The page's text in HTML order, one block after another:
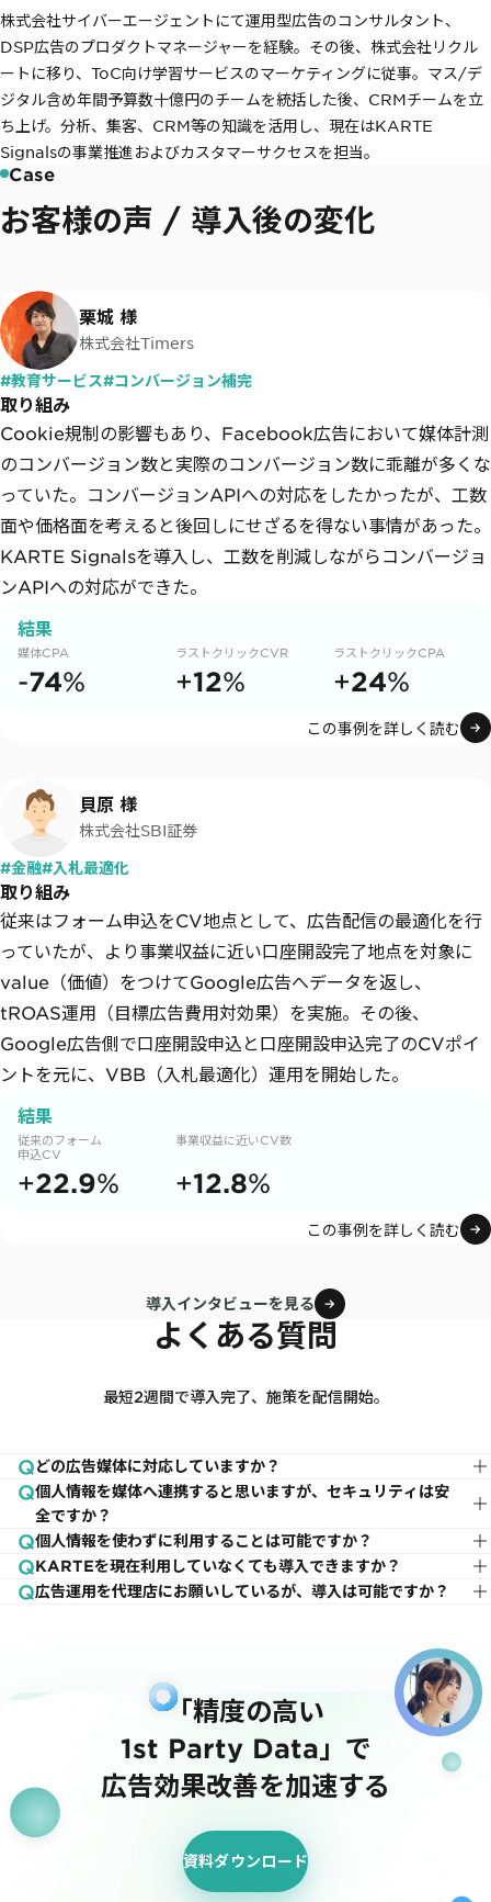
株式会社サイバーエージェントにて運用型広告のコンサルタント、
DSP広告のプロダクトマネージャーを経験。その後、株式会社リクル
ートに移り、ToC向け学習サービスのマーケティングに従事。マス/デ
ジタル含め年間予算数十億円のチームを統括した後、CRMチームを立
ち上げ。分析、集客、CRM等の知識を活用し、現在はKARTE
Signalsの事業推進およびカスタマーサクセスを担当。
Case
お客様の声 / 導入後の変化
栗城 様
株式会社Timers
#教育サービス#コンバージョン補完
取り組み
Cookie規制の影響もあり、Facebook広告において媒体計測
のコンバージョン数と実際のコンバージョン数に乖離が多くな
っていた。コンバージョンAPIへの対応をしたかったが、工数
面や価格面を考えると後回しにせざるを得ない事情があった。
KARTE Signalsを導入し、工数を削減しながらコンバージョ
ンAPIへの対応ができた。
結果
媒体CPA
-74%
ラストクリックCVR
+12%
ラストクリックCPA
+24%
この事例を詳しく読む
貝原 様
株式会社SBI証券
#金融#入札最適化
取り組み
従来はフォーム申込をCV地点として、広告配信の最適化を行
っていたが、より事業収益に近い口座開設完了地点を対象に
value（価値）をつけてGoogle広告へデータを返し、
tROAS運用（目標広告費用対効果）を実施。その後、
Google広告側で口座開設申込と口座開設申込完了のCVポイ
ントを元に、VBB（入札最適化）運用を開始した。
結果
従来のフォーム
申込CV
+22.9%
事業収益に近いCV数
+12.8%
この事例を詳しく読む
導入インタビューを見る
よくある質問
最短2週間で導入完了、施策を配信開始。
どの広告媒体に対応していますか？
コンバージョン補完：Google/ Meta/ Yahoo!/ LINE/ X
/ TikTok / Microsoft/ Pinterest
ターゲティング：Google / Meta/ Yahoo! / LINE /
Criteo / TikTok
入札最適化：Google / Meta / Yahoo! / LINE / Criteo
個人情報を媒体へ連携すると思いますが、セキュリティは安
全ですか？
Signals Connectorから広告媒体へ連携時、各広告媒体の
ルールに合わせてハッシュ化処理を行い、連携します。
個人情報記録義務対応にも対応し、各広告媒体へ送信された
個人情報を使わずに利用することは可能ですか？
可能です。ただし利用できる媒体が限られますので予めご了
承ください。
KARTEを現在利用していなくても導入できますか？
KARTE Signals Connector単体でもご利用可能です。
広告運用を代理店にお願いしているが、導入は可能ですか？
「精度の高い
1st Party Data」で
広告効果改善を加速する
資料ダウンロード